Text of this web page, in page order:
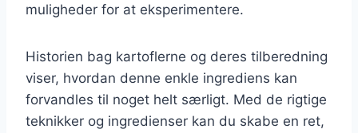
muligheder for at eksperimentere.
Historien bag kartoflerne og deres tilberedning
viser, hvordan denne enkle ingrediens kan
forvandles til noget helt særligt. Med de rigtige
teknikker og ingredienser kan du skabe en ret,